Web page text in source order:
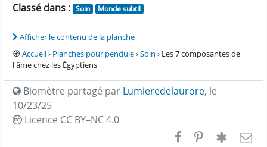
Classé dans : Soin Monde subtil
Afficher le contenu de la planche
🧭 Accueil› Planches pour pendule›Soin › Les 7 composantes de
l'âme chez les Égyptiens
Biomètre partagé par Lumieredelaurore, le
10/23/25
Licence CC BY–NC 4.0